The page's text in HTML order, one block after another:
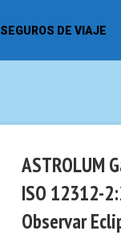
SEGUROS DE VIAJE
ASTROLUM
ISO 12312-
Observar